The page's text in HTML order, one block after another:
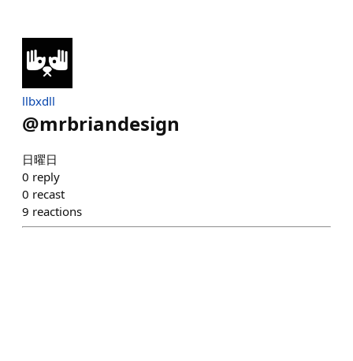
llbxdll
@mrbriandesign
日曜日
0 reply
0 recast
9 reactions